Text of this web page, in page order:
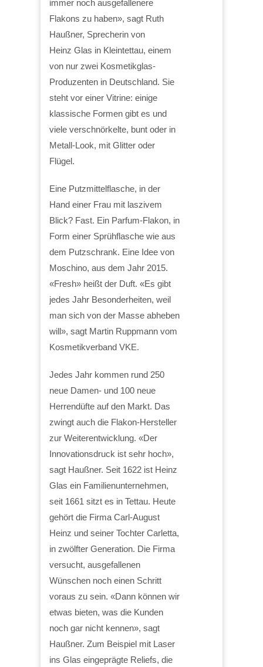
immer noch ausgefallenere
Flakons zu haben», sagt Ruth
Haußner, Sprecherin von
Heinz Glas in Kleintettau, einem
von nur zwei Kosmetikglas-
Produzenten in Deutschland. Sie
steht vor einer Vitrine: einige
klassische Formen gibt es und
viele verschnörkelte, bunt oder in
Metall-Look, mit Glitter oder
Flügel.
Eine Putzmittelflasche, in der
Hand einer Frau mit laszivem
Blick? Fast. Ein Parfum-Flakon, in
Form einer Sprühflasche wie aus
dem Putzschrank. Eine Idee von
Moschino, aus dem Jahr 2015.
«Fresh» heißt der Duft. «Es gibt
jedes Jahr Besonderheiten, weil
man sich von der Masse abheben
will», sagt Martin Ruppmann vom
Kosmetikverband VKE.
Jedes Jahr kommen rund 250
neue Damen- und 100 neue
Herrendüfte auf den Markt. Das
zwingt auch die Flakon-Hersteller
zur Weiterentwicklung. «Der
Innovationsdruck ist sehr hoch»,
sagt Haußner. Seit 1622 ist Heinz
Glas ein Familienunternehmen,
seit 1661 sitzt es in Tettau. Heute
gehört die Firma Carl-August
Heinz und seiner Tochter Carletta,
in zwölfter Generation. Die Firma
versucht, ausgefallenen
Wünschen noch einen Schritt
voraus zu sein. «Dann können wir
etwas bieten, was die Kunden
noch gar nicht kennen», sagt
Haußner. Zum Beispiel mit Laser
ins Glas eingeprägte Reliefs, die